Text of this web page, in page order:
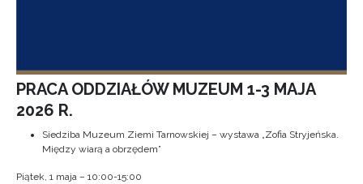
PRACA ODDZIAŁÓW MUZEUM 1-3 MAJA
2026 R.
Siedziba Muzeum Ziemi Tarnowskiej – wystawa „Zofia Stryjeńska.
Między wiarą a obrzędem”
Piątek, 1 maja – 10:00-15:00